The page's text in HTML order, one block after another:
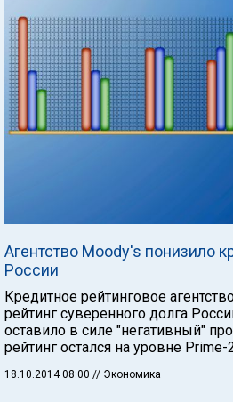
Агентство Moody's понизило
России
Кредитное рейтинговое
рейтинг суверенного долга
оставило в силе "негативный"
рейтинг остался на уровне Prime-
18.10.2014 08:00 // Экономика